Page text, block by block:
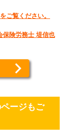
ご覧ください。
保険労務士 堤信也
ージもご